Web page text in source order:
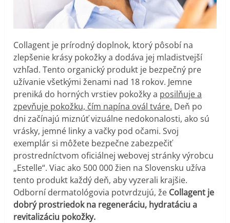
Collagent je prírodný doplnok, ktorý pôsobí na
zlepšenie krásy pokožky a dodáva jej mladistvejší
vzhľad. Tento organický produkt je bezpečný pre
užívanie všetkými ženami nad 18 rokov. Jemne
preniká do horných vrstiev pokožky a posilňuje a
zpevňuje pokožku, čím napína ovál tváre. Deň po
dni začínajú miznúť vizuálne nedokonalosti, ako sú
vrásky, jemné linky a vačky pod očami. Svoj
exemplár si môžete bezpečne zabezpečiť
prostredníctvom oficiálnej webovej stránky výrobcu
„Estelle“. Viac ako 500 000 žien na Slovensku užíva
tento produkt každý deň, aby vyzerali krajšie.
Odborní dermatológovia potvrdzujú, že Collagent je
dobrý prostriedok na regeneráciu, hydratáciu a
revitalizáciu pokožky.